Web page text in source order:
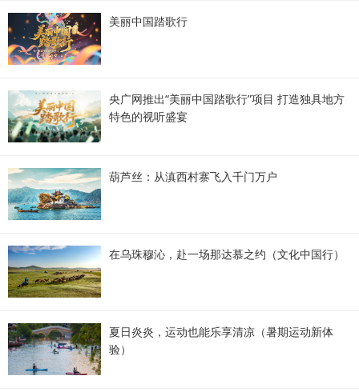
美丽中国踏歌行
央广网推出“美丽中国踏歌行”项目 打造独具地方
特色的视听盛宴
葫芦丝：从滇西村寨飞入千门万户
在乌珠穆沁，赴一场那达慕之约（文化中国行）
夏日炎炎，运动也能乐享清凉（暑期运动新体
验）